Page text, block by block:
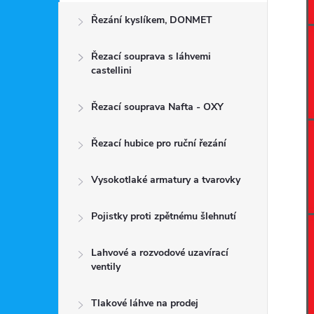
Řezání kyslíkem, DONMET
Řezací souprava s láhvemi
castellini
Řezací souprava Nafta - OXY
Řezací hubice pro ruční řezání
Vysokotlaké armatury a tvarovky
Pojistky proti zpětnému šlehnutí
Lahvové a rozvodové uzavírací
ventily
Tlakové láhve na prodej